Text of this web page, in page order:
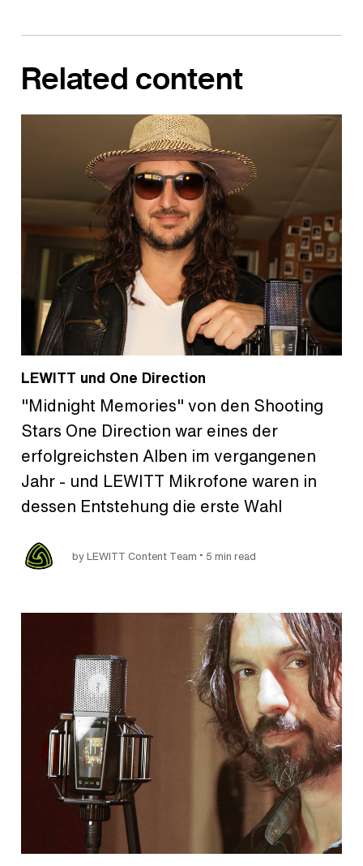
Related content
LEWITT und One Direction
"Midnight Memories" von den Shooting
Stars One Direction war eines der
erfolgreichsten Alben im vergangenen
Jahr - und LEWITT Mikrofone waren in
dessen Entstehung die erste Wahl
by LEWITT Content Team • 5 min read